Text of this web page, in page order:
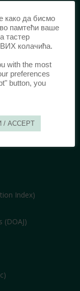
у
Index)
(DOAJ)
како да бисмо
памтећи ваше
тастер
колачића.
with the most
preferences
button, you
ACCEPT